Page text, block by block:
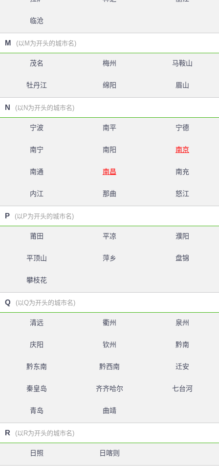
临沧
M (以M为开头的城市名)
茂名 梅州 马鞍山
牡丹江 绵阳 眉山
N (以N为开头的城市名)
宁波 南平 宁德
南宁 南阳 南京
南通 南昌 南充
内江 那曲 怒江
P (以P为开头的城市名)
莆田 平凉 濮阳
平顶山 萍乡 盘锦
攀枝花
Q (以Q为开头的城市名)
清远 衢州 泉州
庆阳 钦州 黔南
黔东南 黔西南 迁安
秦皇岛 齐齐哈尔 七台河
青岛 曲靖
R (以R为开头的城市名)
日照 日喀则